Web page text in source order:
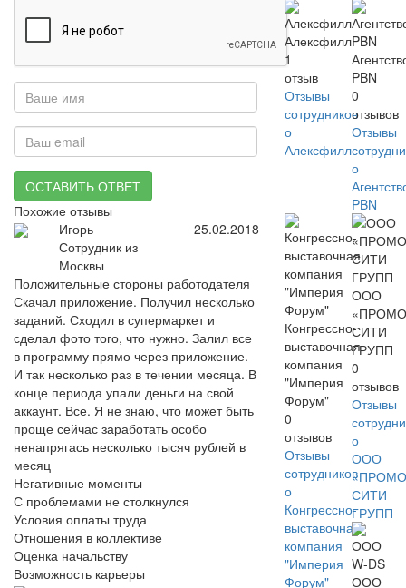
ОСТАВИТЬ ОТВЕТ
Похожие отзывы
Игорь
Сотрудник из
Москвы
25.02.2018
Положительные стороны работодателя
Скачал приложение. Получил несколько
заданий. Сходил в супермаркет и
сделал фото того, что нужно. Залил все
в программу прямо через приложение.
И так несколько раз в течении месяца. В
конце периода упали деньги на свой
аккаунт. Все. Я не знаю, что может быть
проще сейчас заработать особо
ненапрягась несколько тысяч рублей в
месяц
Негативные моменты
С проблемами не столкнулся
Условия оплаты труда
Отношения в коллективе
Оценка начальству
Возможность карьеры
Алексфилл
1
отзыв
Отзывы
сотрудников
о
Алексфилл
PBN
0
отзывов
Отзывы
о
PBN
Конгрессно-
выставочная
компания
"Империя
Форум"
0
отзывов
Отзывы
сотрудников
о
Конгрессно-
выставочная
компания
"Империя
Форум"
ООО
СИТИ
ГРУПП
0
отзывов
Отзывы
о
ООО
СИТИ
ГРУПП
ООО